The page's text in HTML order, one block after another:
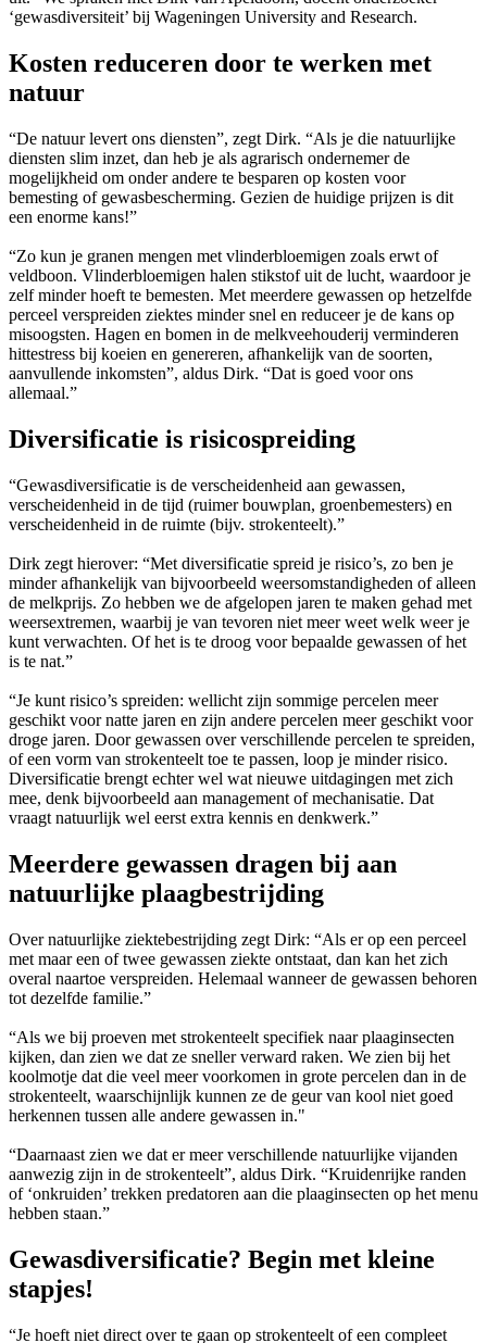
‘gewasdiversiteit’ bij Wageningen University and Research.
Kosten reduceren door te werken met
natuur
“De natuur levert ons diensten”, zegt Dirk. “Als je die natuurlijke
diensten slim inzet, dan heb je als agrarisch ondernemer de
mogelijkheid om onder andere te besparen op kosten voor
bemesting of gewasbescherming. Gezien de huidige prijzen is dit
een enorme kans!”
“Zo kun je granen mengen met vlinderbloemigen zoals erwt of
veldboon. Vlinderbloemigen halen stikstof uit de lucht, waardoor je
zelf minder hoeft te bemesten. Met meerdere gewassen op hetzelfde
perceel verspreiden ziektes minder snel en reduceer je de kans op
misoogsten. Hagen en bomen in de melkveehouderij verminderen
hittestress bij koeien en genereren, afhankelijk van de soorten,
aanvullende inkomsten”, aldus Dirk. “Dat is goed voor ons
allemaal.”
Diversificatie is risicospreiding
“Gewasdiversificatie is de verscheidenheid aan gewassen,
verscheidenheid in de tijd (ruimer bouwplan, groenbemesters) en
verscheidenheid in de ruimte (bijv. strokenteelt).”
Dirk zegt hierover: “Met diversificatie spreid je risico’s, zo ben je
minder afhankelijk van bijvoorbeeld weersomstandigheden of alleen
de melkprijs. Zo hebben we de afgelopen jaren te maken gehad met
weersextremen, waarbij je van tevoren niet meer weet welk weer je
kunt verwachten. Of het is te droog voor bepaalde gewassen of het
is te nat.”
“Je kunt risico’s spreiden: wellicht zijn sommige percelen meer
geschikt voor natte jaren en zijn andere percelen meer geschikt voor
droge jaren. Door gewassen over verschillende percelen te spreiden,
of een vorm van strokenteelt toe te passen, loop je minder risico.
Diversificatie brengt echter wel wat nieuwe uitdagingen met zich
mee, denk bijvoorbeeld aan management of mechanisatie. Dat
vraagt natuurlijk wel eerst extra kennis en denkwerk.”
Meerdere gewassen dragen bij aan
natuurlijke plaagbestrijding
Over natuurlijke ziektebestrijding zegt Dirk: “Als er op een perceel
met maar een of twee gewassen ziekte ontstaat, dan kan het zich
overal naartoe verspreiden. Helemaal wanneer de gewassen behoren
tot dezelfde familie.”
“Als we bij proeven met strokenteelt specifiek naar plaaginsecten
kijken, dan zien we dat ze sneller verward raken. We zien bij het
koolmotje dat die veel meer voorkomen in grote percelen dan in de
strokenteelt, waarschijnlijk kunnen ze de geur van kool niet goed
herkennen tussen alle andere gewassen in."
“Daarnaast zien we dat er meer verschillende natuurlijke vijanden
aanwezig zijn in de strokenteelt”, aldus Dirk. “Kruidenrijke randen
of ‘onkruiden’ trekken predatoren aan die plaaginsecten op het menu
hebben staan.”
Gewasdiversificatie? Begin met kleine
stapjes!
“Je hoeft niet direct over te gaan op strokenteelt of een compleet